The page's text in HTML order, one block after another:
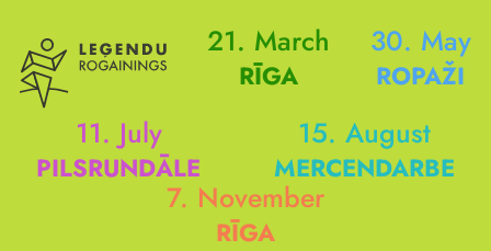
21. March
RĪGA
30. May
ROPAŽI
11. July
PILSRUNDĀLE
15. August
MERCENDARBE
7. November
RĪGA